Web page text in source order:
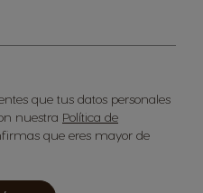
que tus datos personales
nuestra Política de
que eres mayor de